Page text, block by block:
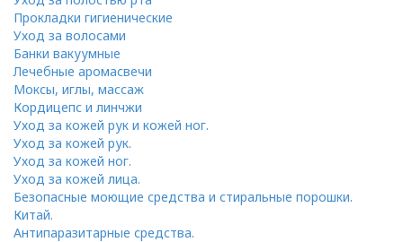
Прокладки гигиенические
Уход за волосами
Банки вакуумные
Лечебные аромасвечи
Моксы, иглы, массаж
Кордицепс и линчжи
Уход за кожей рук и кожей ног.
Уход за кожей рук.
Уход за кожей ног.
Уход за кожей лица.
Безопасные моющие средства и стиральные порошки.
Китай.
Антипаразитарные средства.